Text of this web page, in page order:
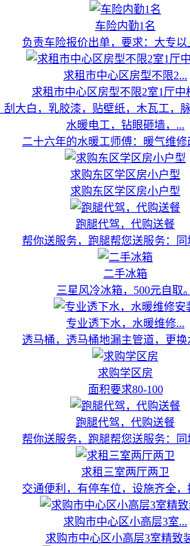
车险内勤1名
负责车险报价出单，要求：大专以
求租市中心区房型不限2...
求租市中心区房型不限2室1厅中
水暖电工，钻眼砸墙，...
二十六年的水暖工师傅：暖气维修
求购东区学区房小户型
求购东区学区房小户型
跑腿代驾，代购送餐
帮你送服务，跑腿帮您送服务：同
二手冰箱
三星风冷冰箱，500元自取。
专业透下水，水暖维修...
透马桶，透马桶地漏主管道，更换
求购学区房
面积要求80-100
跑腿代驾，代购送餐
帮你送服务，跑腿帮您送服务：同
求租三室两厅两卫
交通便利，有停车位，设施齐全，
求购市中心区小高层3室...
求购市中心区小高层3室精致